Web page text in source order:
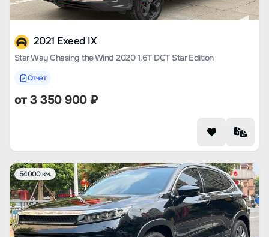
2021 Exeed IX
Star Way Chasing the Wind 2020 1.6T DCT Star Edition
Отчет
от3 350 900₽
54000 км.